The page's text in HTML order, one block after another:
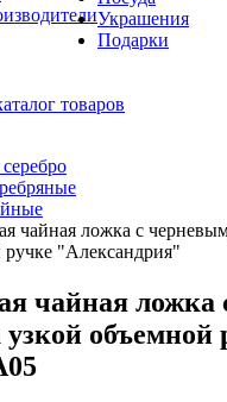
Украшения
Подарки
товаров
чайная ложка с
ручке "Александрия"
чайная
узкой объемной